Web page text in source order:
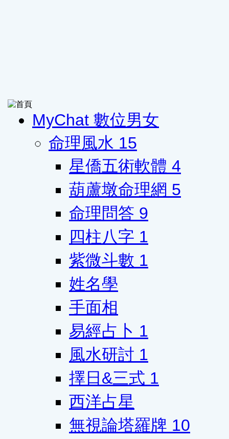
MyChat 數位男女
命理風水 15
星僑五術軟體 4
葫蘆墩命理網 5
命理問答 9
四柱八字 1
紫微斗數 1
姓名學
手面相
易經占卜 1
風水研討 1
擇日&三式 1
西洋占星
無視論塔羅牌 10